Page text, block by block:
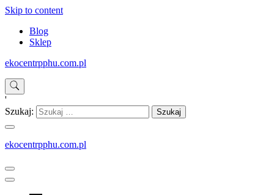
Skip to content
Blog
Sklep
ekocentrpphu.com.pl
'
Szukaj:
ekocentrpphu.com.pl